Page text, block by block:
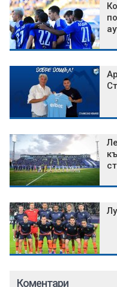
Коментари